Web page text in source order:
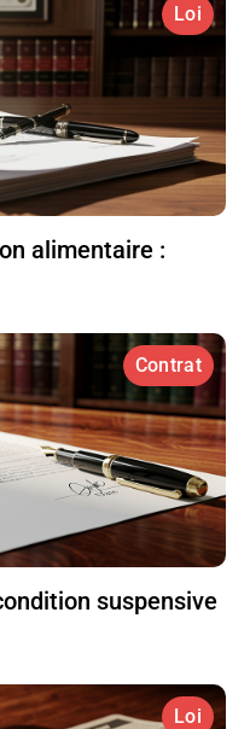
Loi
alimentaire :
Contrat
suspensive
Loi